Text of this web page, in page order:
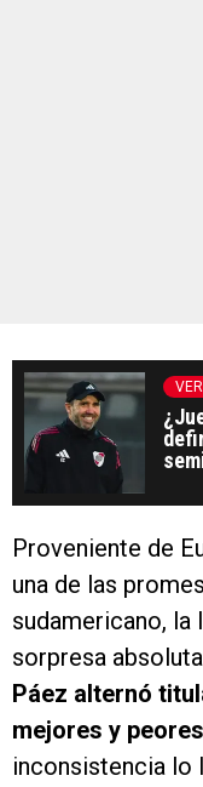
Proveniente de
una de las
sudamericano, la
sorpresa
Páez alternó
mejores y
inconsistencia lo